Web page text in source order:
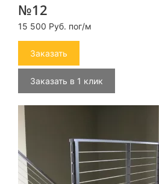
№12
15 500 Руб. пог/м
Заказать
Заказать в 1 клик